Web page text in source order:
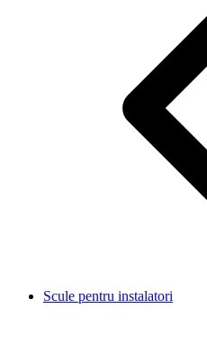
Scule pentru instalatori